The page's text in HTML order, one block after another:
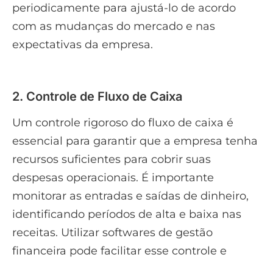
periodicamente para ajustá-lo de acordo
com as mudanças do mercado e nas
expectativas da empresa.
2. Controle de Fluxo de Caixa
Um controle rigoroso do fluxo de caixa é
essencial para garantir que a empresa tenha
recursos suficientes para cobrir suas
despesas operacionais. É importante
monitorar as entradas e saídas de dinheiro,
identificando períodos de alta e baixa nas
receitas. Utilizar softwares de gestão
financeira pode facilitar esse controle e